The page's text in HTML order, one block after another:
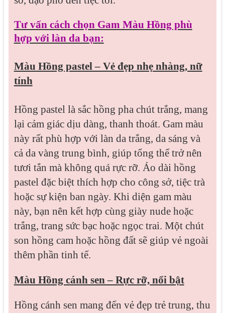
Tư vấn cách chọn Gam Màu Hồng phù
hợp với làn da bạn:
Màu Hồng pastel – Vẻ đẹp nhẹ nhàng, nữ
tính
Hồng pastel là sắc hồng pha chút trắng, mang
lại cảm giác dịu dàng, thanh thoát. Gam màu
này rất phù hợp với làn da trắng, da sáng và
cả da vàng trung bình, giúp tổng thể trở nên
tươi tắn mà không quá rực rỡ. Áo dài hồng
pastel đặc biệt thích hợp cho công sở, tiệc trà
hoặc sự kiện ban ngày. Khi diện gam màu
này, bạn nên kết hợp cùng giày nude hoặc
trắng, trang sức bạc hoặc ngọc trai. Một chút
son hồng cam hoặc hồng đất sẽ giúp vẻ ngoài
thêm phần tinh tế.
Màu Hồng cánh sen – Rực rỡ, nổi bật
Hồng cánh sen mang đến vẻ đẹp trẻ trung, thu